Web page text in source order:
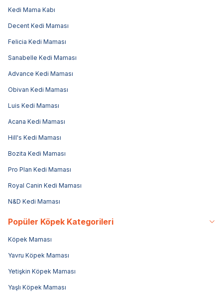
Kedi Mama Kabı
Decent Kedi Maması
Felicia Kedi Maması
Sanabelle Kedi Maması
Advance Kedi Maması
Obivan Kedi Maması
Luis Kedi Maması
Acana Kedi Maması
Hill's Kedi Maması
Bozita Kedi Maması
Pro Plan Kedi Maması
Royal Canin Kedi Maması
N&D Kedi Maması
Popüler Köpek Kategorileri
Köpek Maması
Yavru Köpek Maması
Yetişkin Köpek Maması
Yaşlı Köpek Maması